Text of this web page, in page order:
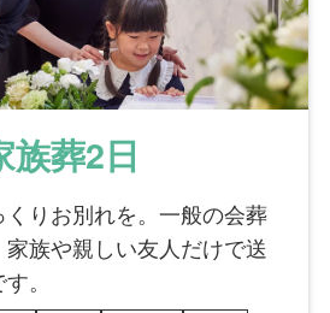
担当者（寺山 広人）に今
せたいとお感じになります
これからサポートを受けた
出ると思います。その時は
、ご不安やご不満に思われ
族葬2日
りお別れを。一般の会葬
族や親しい友人だけで送
。